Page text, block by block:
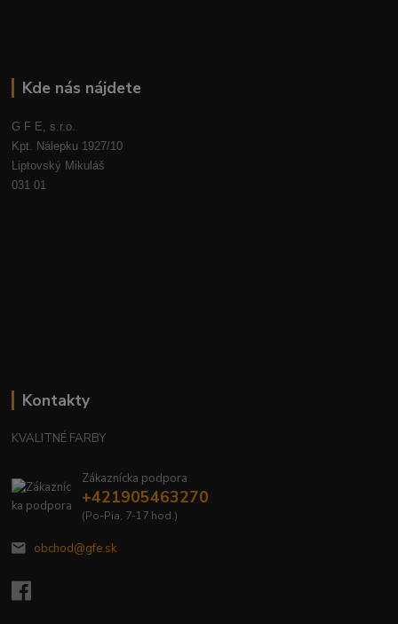
Kde nás nájdete
G F E, s.r.o.
Kpt. Nálepku 1927/10
Liptovský Mikuláš
031 01
Kontakty
KVALITNÉ FARBY
Zákaznícka podpora
+421905463270
(Po-Pia, 7-17 hod.)
obchod@gfe.sk